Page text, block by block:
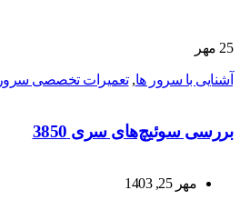
25 مهر
آشنایی با سرور ها,تعمیرات تخصصی سرور
بررسی سوئیچ‌های سری 3850
مهر 25, 1403